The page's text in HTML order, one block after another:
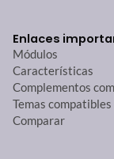
Enlaces
Módulos
Características
Complementos
Temas compatibles
Comparar